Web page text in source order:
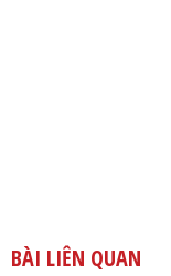
BÀI LIÊN QUAN